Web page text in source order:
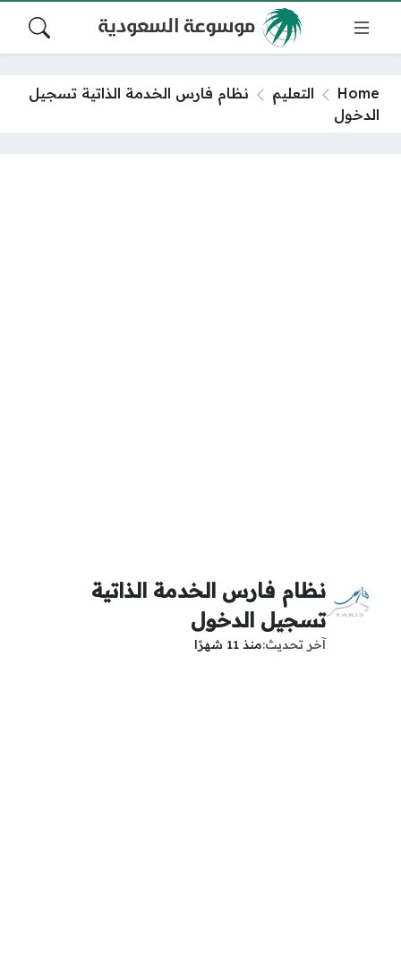
Home التعليم
نظام فارس الخدمة الذاتية تسجيل
الدخول
نظام فارس الخدمة الذاتية
تسجيل الدخول
آخر تحديث منذ 11 شهرًا